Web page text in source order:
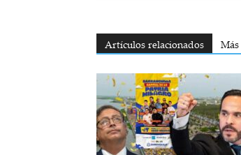
Artículos relacionados